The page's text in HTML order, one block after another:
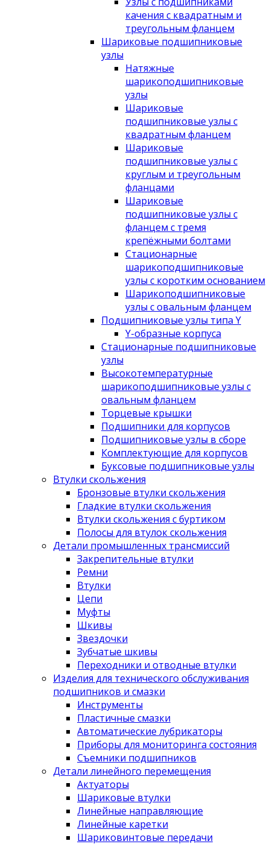
качения с квадратным и
треугольным фланцем
Шариковые подшипниковые
узлы
Натяжные
шарикоподшипниковые
узлы
Шариковые
подшипниковые узлы с
квадратным фланцем
Шариковые
подшипниковые узлы с
круглым и треугольным
фланцами
Шариковые
подшипниковые узлы с
фланцем с тремя
крепёжными болтами
Стационарные
шарикоподшипниковые
узлы с коротким основанием
Шарикоподшипниковые
узлы с овальным фланцем
Подшипниковые узлы типа Y
Y-образные корпуса
Стационарные подшипниковые
узлы
Высокотемпературные
шарикоподшипниковые узлы с
овальным фланцем
Торцевые крышки
Подшипники для корпусов
Подшипниковые узлы в сборе
Комплектующие для корпусов
Буксовые подшипниковые узлы
Втулки скольжения
Бронзовые втулки скольжения
Гладкие втулки скольжения
Втулки скольжения с буртиком
Полосы для втулок скольжения
Детали промышленных трансмиссий
Закрепительные втулки
Ремни
Втулки
Цепи
Муфты
Шкивы
Звездочки
Зубчатые шкивы
Переходники и отводные втулки
Изделия для технического обслуживания
подшипников и смазки
Инструменты
Пластичные смазки
Автоматические лубрикаторы
Приборы для мониторинга состояния
Съемники подшипников
Детали линейного перемещения
Актуаторы
Шариковые втулки
Линейные направляющие
Линейные каретки
Шариковинтовые передачи